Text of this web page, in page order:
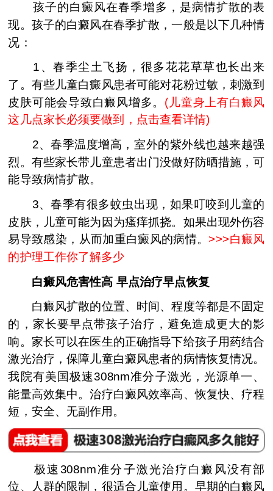
孩子的白癜风在春季增多，是病情扩散的表
现。孩子的白癜风在春季扩散，一般是以下几种情
况：
1、春季尘土飞扬，很多花花草草也长出来
了。有些儿童白癜风患者可能对花粉过敏，刺激到
皮肤可能会导致白癜风增多。 ( 儿童身上有白癜风
这几点家长必须要做到，点击查看详情)
2、春季温度增高，室外的紫外线也越来越强
烈。有些家长带儿童患者出门没做好防晒措施，可
能导致病情扩散。
3、春季有很多蚊虫出现，如果叮咬到儿童的
皮肤，儿童可能为因为瘙痒抓挠。如果出现外伤容
易导致感染，从而加重白癜风的病情。 >>>白癜风
的护理工作你了解多少
白癜风危害性高 早点治疗早点恢复
白癜风扩散的位置、时间、程度等都是不固定
的，家长要早点带孩子治疗，避免造成更大的影
响。家长可以在医生的正确指导下给孩子用药结合
激光治疗，保障儿童白癜风患者的病情恢复情况。
我院有美国极速308nm准分子激光，光源单一、
能量高效集中。治疗白癜风效率高、恢复快、疗程
短，安全、无副作用。
极速308nm准分子激光治疗白癜风没有部
位、人群的限制，很适合儿童使用。早期的白癜风